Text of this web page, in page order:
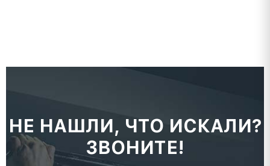
НЕ НАШЛИ, ЧТО ИСКАЛИ?
ЗВОНИТЕ!